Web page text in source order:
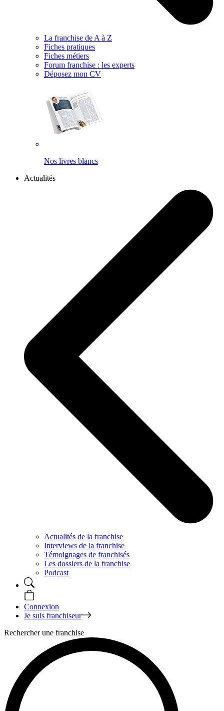
La franchise de A à Z
Fiches pratiques
Fiches métiers
Forum franchise : les experts
Déposez mon CV
Nos livres blancs
Actualités
Actualités de la franchise
Interviews de la franchise
Témoignages de franchisés
Les dossiers de la franchise
Podcast
Connexion
Je suis franchiseur
Rechercher une franchise